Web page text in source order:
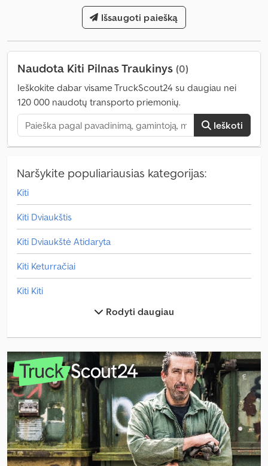
Išsaugoti paiešką
Naudota Kiti Pilnas Traukinys (0)
Ieškokite dabar visame TruckScout24 su daugiau nei
120 000 naudotų transporto priemonių.
Ieškoti
Naršykite populiariausias kategorijas:
Kiti
Kiti Dviaukštis
Kiti Dviaukštė Atidaryta
Kiti Keturračiai
Kiti Kiti
Kiti Komunalinės Paslaugos
Kiti Miškas
Kiti Paimti
Kiti Pakeiskite Važiuoklę
Kiti Pasiekite Krautuvą
Kiti Paspauskite
Rodyti daugiau